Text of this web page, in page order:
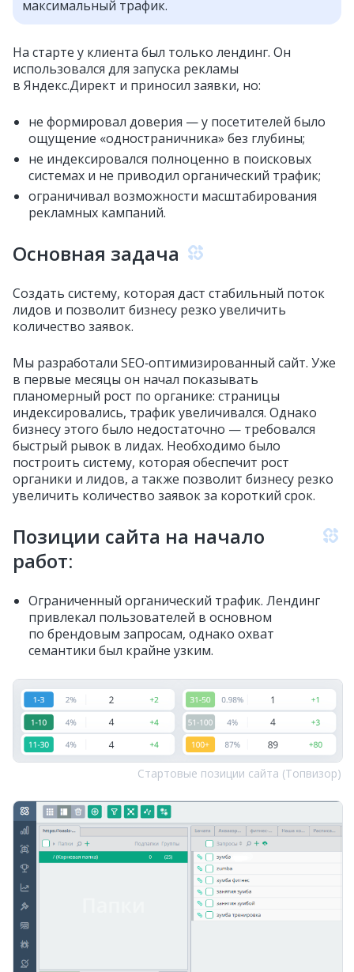
максимальный трафик.
На старте у клиента был только лендинг. Он
использовался для запуска рекламы
в Яндекс.Директ и приносил заявки, но:
не формировал доверия — у посетителей было
ощущение «одностраничника» без глубины;
не индексировался полноценно в поисковых
системах и не приводил органический трафик;
ограничивал возможности масштабирования
рекламных кампаний.
Основная задача
Создать систему, которая даст стабильный поток
лидов и позволит бизнесу резко увеличить
количество заявок.
Мы разработали SEO‑оптимизированный сайт. Уже
в первые месяцы он начал показывать
планомерный рост по органике: страницы
индексировались, трафик увеличивался. Однако
бизнесу этого было недостаточно — требовался
быстрый рывок в лидах. Необходимо было
построить систему, которая обеспечит рост
органики и лидов, а также позволит бизнесу резко
увеличить количество заявок за короткий срок.
Позиции сайта на начало
работ:
Ограниченный органический трафик. Лендинг
привлекал пользователей в основном
по брендовым запросам, однако охват
семантики был крайне узким.
Стартовые позиции сайта (Топвизор)